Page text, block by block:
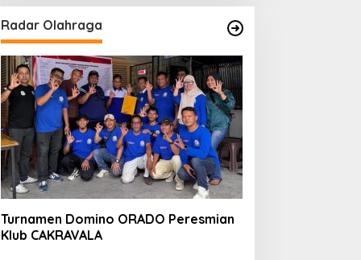
Radar Olahraga
Turnamen Domino ORADO Peresmian
Klub CAKRAVALA